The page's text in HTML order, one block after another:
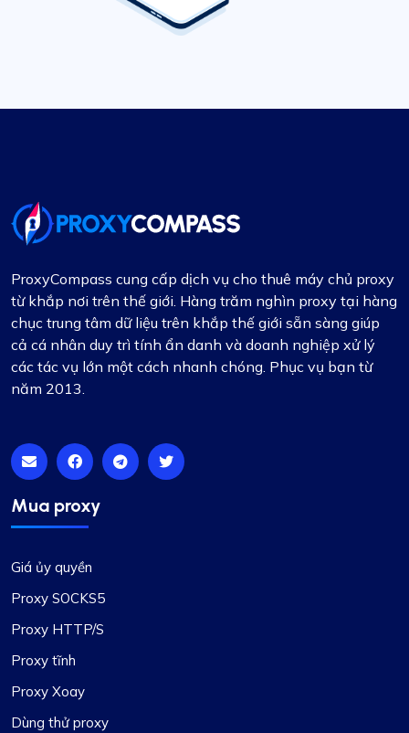
ProxyCompass cung cấp dịch vụ cho thuê máy chủ proxy
từ khắp nơi trên thế giới. Hàng trăm nghìn proxy tại hàng
chục trung tâm dữ liệu trên khắp thế giới sẵn sàng giúp
cả cá nhân duy trì tính ẩn danh và doanh nghiệp xử lý
các tác vụ lớn một cách nhanh chóng. Phục vụ bạn từ
năm 2013.
Mua proxy
Giá ủy quyền
Proxy SOCKS5
Proxy HTTP/S
Proxy tĩnh
Proxy Xoay
Dùng thử proxy